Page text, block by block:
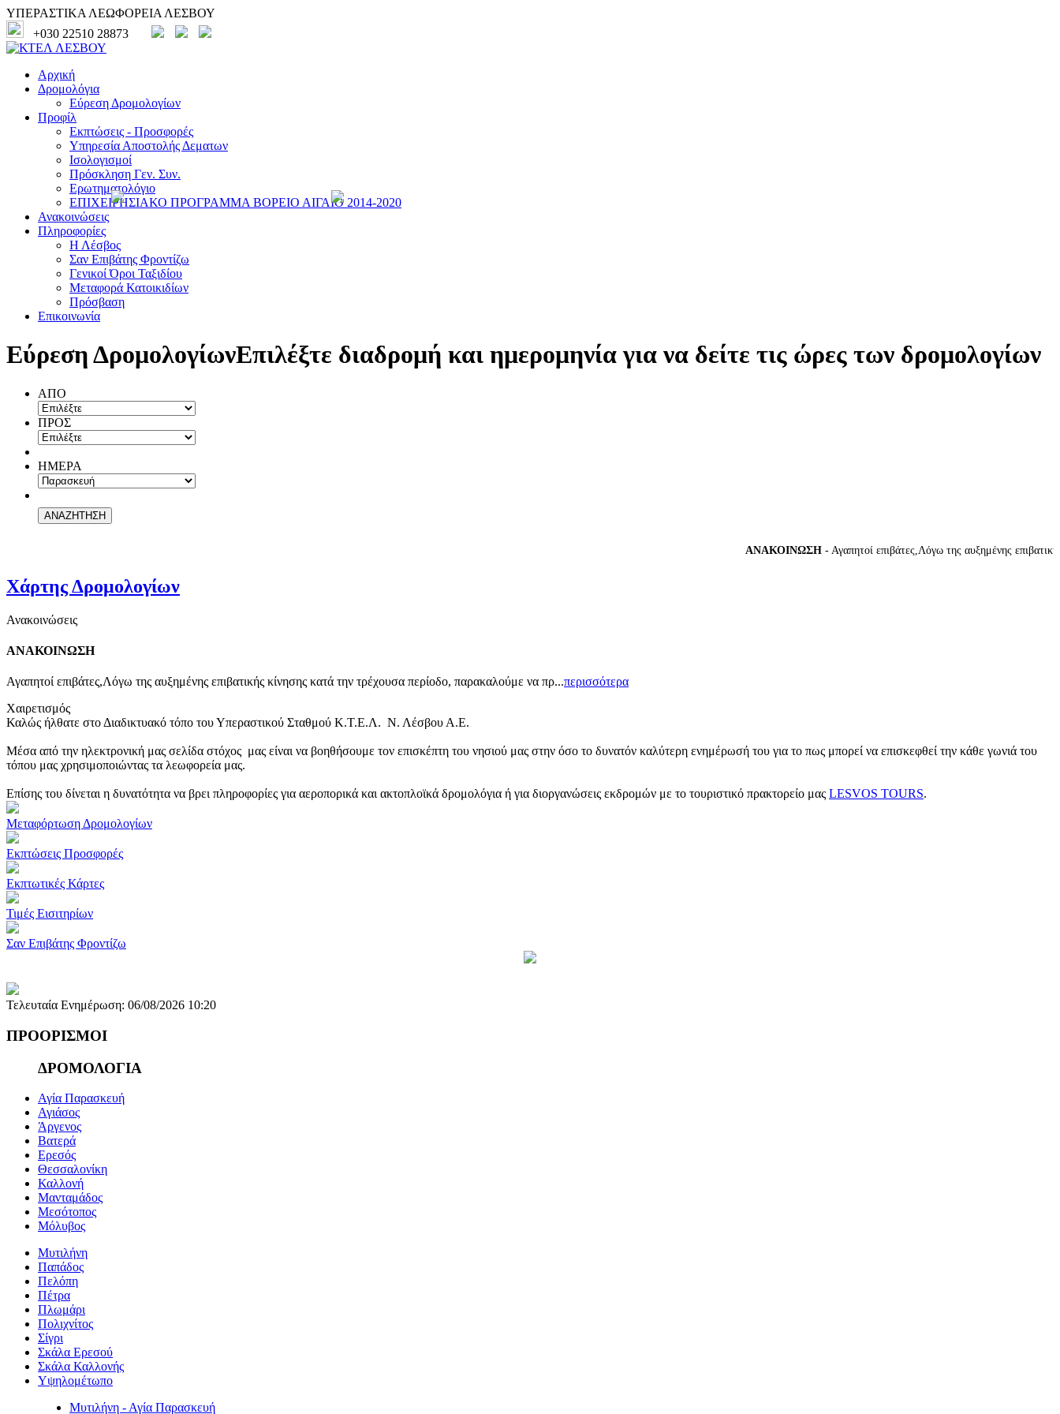
ΥΠΕΡΑΣΤΙΚΑ ΛΕΩΦΟΡΕΙΑ ΛΕΣΒΟΥ
+030 22510 28873
Αρχική
Δρομολόγια
Εύρεση Δρομολογίων
Προφίλ
Εκπτώσεις - Προσφορές
Υπηρεσία Αποστολής Δεματων
Ισολογισμοί
Πρόσκληση Γεν. Συν.
Ερωτηματολόγιο
ΕΠΙΧΕΙΡΗΣΙΑΚΟ ΠΡΟΓΡΑΜΜΑ ΒΟΡΕΙΟ ΑΙΓΑΙΟ 2014-2020
Ανακοινώσεις
Πληροφορίες
Η Λέσβος
Σαν Επιβάτης Φροντίζω
Γενικοί Όροι Ταξιδίου
Μεταφορά Κατοικιδίων
Πρόσβαση
Επικοινωνία
Εύρεση ΔρομολογίωνΕπιλέξτε διαδρομή και ημερομηνία για να δείτε τις ώρες των δρομολογίων
ΑΠΟ
ΠΡΟΣ
ΗΜΕΡΑ
ΑΝΑΚΟΙΝΩΣΗ- Αγαπητοί επιβάτες,Λόγω της αυξημένης επιβατικής
Χάρτης Δρομολογίων
Ανακοινώσεις
ΑΝΑΚΟΙΝΩΣΗ
Αγαπητοί επιβάτες,Λόγω της αυξημένης επιβατικής κίνησης κατά την τρέχουσα περίοδο, παρακαλούμε να πρ...περισσότερα
Χαιρετισμός
Καλώς ήλθατε στο Διαδικτυακό τόπο του Υπεραστικού Σταθμού Κ.Τ.Ε.Λ. Ν. Λέσβου Α.Ε.
Μέσα από την ηλεκτρονική μας σελίδα στόχος μας είναι να βοηθήσουμε τον επισκέπτη του νησιού μας στην όσο το δυνατόν καλύτερη ενημέρωσή του για το πως μπορεί να επισκεφθεί την κάθε γωνιά του
τόπου μας χρησιμοποιώντας τα λεωφορεία μας.
Επίσης του δίνεται η δυνατότητα να βρει πληροφορίες για αεροπορικά και ακτοπλοϊκά δρομολόγια ή για διοργανώσεις εκδρομών με το τουριστικό πρακτορείο μας LESVOS TOURS.
Μεταφόρτωση Δρομολογίων
Εκπτώσεις Προσφορές
Εκπτωτικές Κάρτες
Τιμές Εισιτηρίων
Σαν Επιβάτης Φροντίζω
Τελευταία Ενημέρωση: 06/08/2026 10:20
ΠΡΟΟΡΙΣΜΟΙ
ΔΡΟΜΟΛΟΓΙΑ
Αγία Παρασκευή
Αγιάσος
Άργενος
Βατερά
Ερεσός
Θεσσαλονίκη
Καλλονή
Μανταμάδος
Μεσότοπος
Μόλυβος
Μυτιλήνη
Παπάδος
Πελόπη
Πέτρα
Πλωμάρι
Πολιχνίτος
Σίγρι
Σκάλα Ερεσού
Σκάλα Καλλονής
Υψηλομέτωπο
Μυτιλήνη - Αγία Παρασκευή